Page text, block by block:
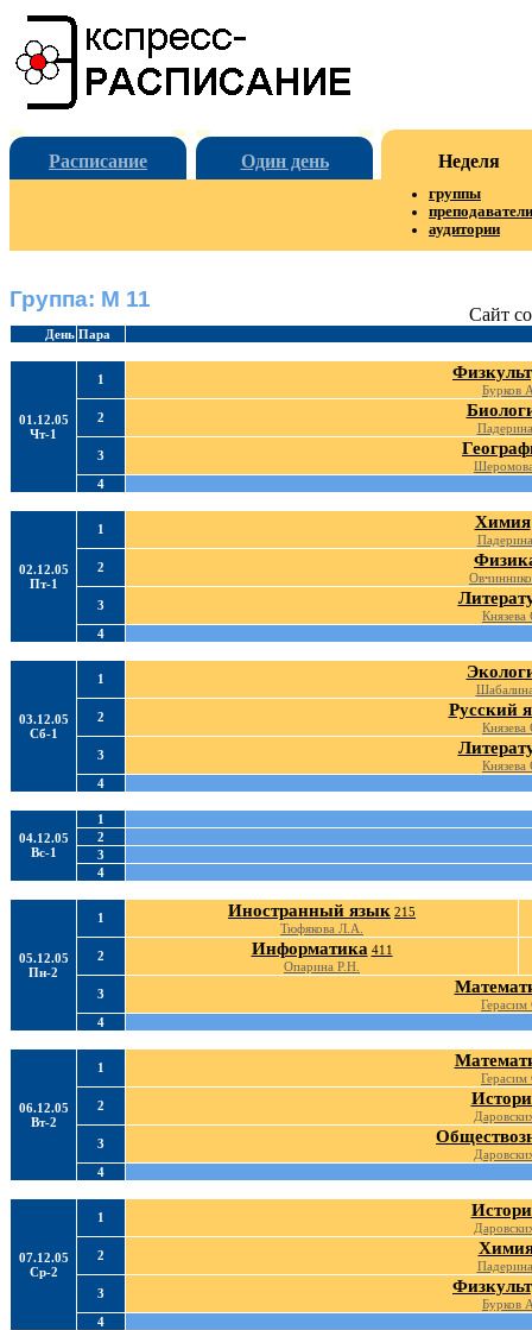
Расписание Один день Неделя
группы
преподаватели
аудитории
Группа: М 11
День Пара
01.12.05
Чт-1
1
Бурков
2
3
4
02.12.05
Пт-1
1 Химия
2
3
4
03.12.05
Сб-1
1
2
Русский
3
4
04.12.05
Вс-1
1
2
3
4
05.12.05
Пн-2
1 Иностранный язык 215
Тюфякова Л.А.
2
Информатика 411
Опарина Р.Н.
3
4
06.12.05
Вт-2
1
2
3
4
07.12.05
Ср-2
1
2
3
Бурков
4
Сайт